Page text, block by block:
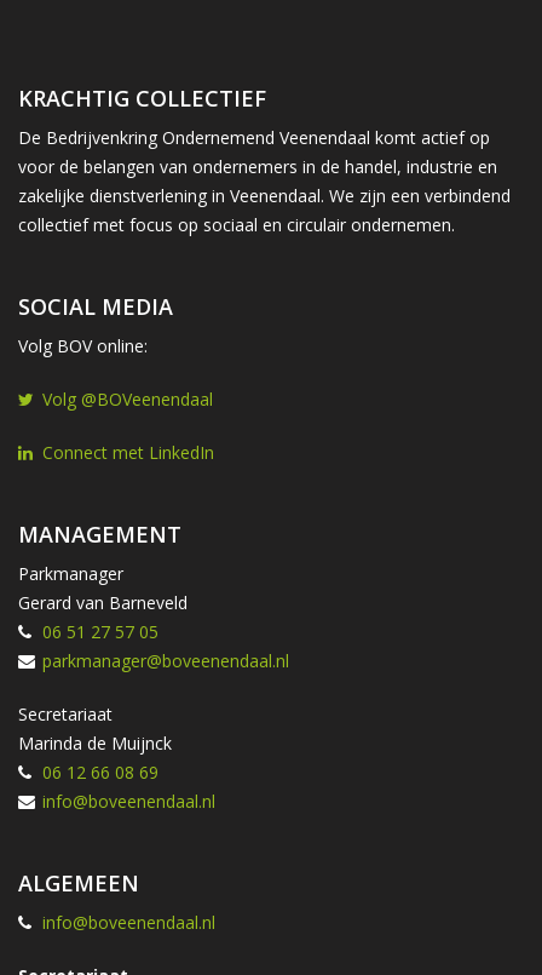
KRACHTIG COLLECTIEF
De Bedrijvenkring Ondernemend Veenendaal komt actief op
voor de belangen van ondernemers in de handel, industrie en
zakelijke dienstverlening in Veenendaal. We zijn een verbindend
collectief met focus op sociaal en circulair ondernemen.
SOCIAL MEDIA
Volg BOV online:
Volg @BOVeenendaal
Connect met LinkedIn
MANAGEMENT
Parkmanager
Gerard van Barneveld
06 51 27 57 05
parkmanager@boveenendaal.nl
Secretariaat
Marinda de Muijnck
06 12 66 08 69
info@boveenendaal.nl
ALGEMEEN
info@boveenendaal.nl